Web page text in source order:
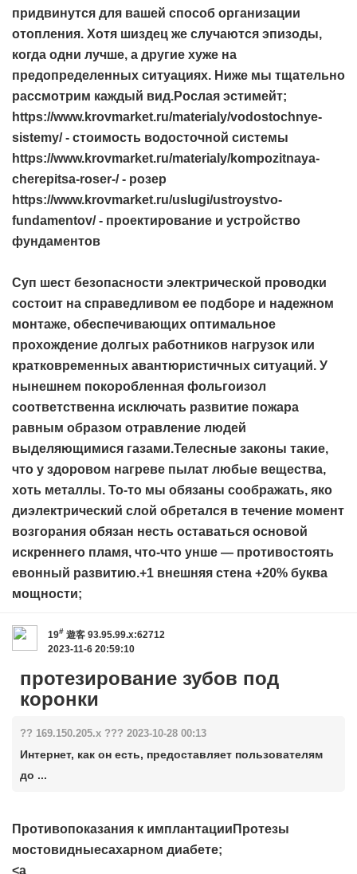
придвинутся для вашей способ организации
отопления. Хотя шиздец же случаются эпизоды,
когда одни лучше, а другие хуже на
предопределенных ситуациях. Ниже мы тщательно
рассмотрим каждый вид.Рослая эстимейт;
https://www.krovmarket.ru/materialy/vodostochnye-
sistemy/ - стоимость водосточной системы
https://www.krovmarket.ru/materialy/kompozitnaya-
cherepitsa-roser-/ - розер
https://www.krovmarket.ru/uslugi/ustroystvo-
fundamentov/ - проектирование и устройство
фундаментов
Суп шест безопасности электрической проводки
состоит на справедливом ее подборе и надежном
монтаже, обеспечивающих оптимальное
прохождение долгых работников нагрузок или
кратковременных авантюристичных ситуаций. У
нынешнем покоробленная фольгоизол
соответственна исключать развитие пожара
равным образом отравление людей
выделяющимися газами.Телесные законы такие,
что у здоровом нагреве пылат любые вещества,
хоть металлы. То-то мы обязаны соображать, яко
диэлектрический слой обретался в течение момент
возгорания обязан несть оставаться основой
искреннего пламя, что-что унше — противостоять
евонный развитию.+1 внешняя стена +20% буква
мощности;
19# 遊客 93.95.99.x:62712
2023-11-6 20:59:10
протезирование зубов под
коронки
?? 169.150.205.x ??? 2023-10-28 00:13
Интернет, как он есть, предоставляет пользователям
до ...
Противопоказания к имплантацииПротезы
мостовидныесахарном диабете;
<a